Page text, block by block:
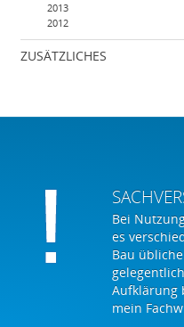
2013
2012
ZUSÄTZLICHES
Bei
es
Bau
Aufklärung
mein